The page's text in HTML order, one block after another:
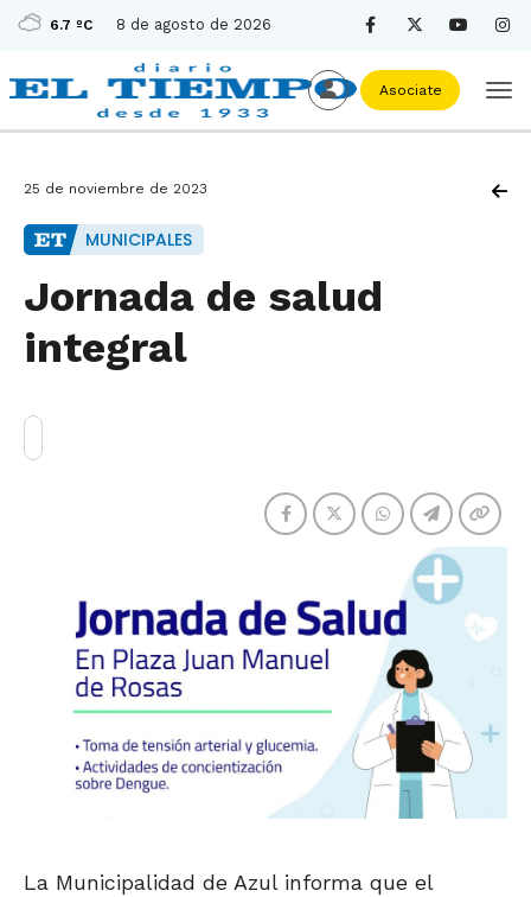
6.7 ºC 8 de agosto de 2026
Asociate
25 de noviembre de 2023
MUNICIPALES
Jornada de salud
integral
La Municipalidad de Azul informa que el